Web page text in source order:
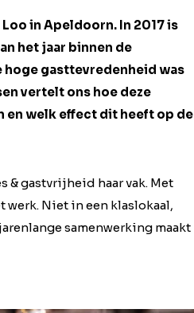
in Apeldoorn. In 2017 is
het jaar binnen de
gasttevredenheid was
vertelt ons hoe deze
welk effect dit heeft op de
& gastvrijheid haar vak. Met
werk. Niet in een klaslokaal,
samenwerking maakt